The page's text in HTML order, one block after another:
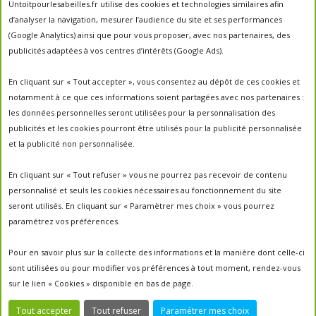
Untoitpourlesabeilles.fr utilise des cookies et technologies similaires afin
d’analyser la navigation, mesurer l’audience du site et ses performances
(Google Analytics) ainsi que pour vous proposer, avec nos partenaires, des
publicités adaptées à vos centres d’intérêts (Google Ads).
En cliquant sur « Tout accepter », vous consentez au dépôt de ces cookies et
notamment à ce que ces informations soient partagées avec nos partenaires :
les données personnelles seront utilisées pour la personnalisation des
publicités et les cookies pourront être utilisés pour la publicité personnalisée
et la publicité non personnalisée.
En cliquant sur « Tout refuser » vous ne pourrez pas recevoir de contenu
personnalisé et seuls les cookies nécessaires au fonctionnement du site
seront utilisés. En cliquant sur « Paramètrer mes choix » vous pourrez
paramétrez vos préférences.
Pour en savoir plus sur la collecte des informations et la manière dont celle-ci
sont utilisées ou pour modifier vos préférences à tout moment, rendez-vous
sur le lien « Cookies » disponible en bas de page.
Tout accepter Tout refuser Paramétrer mes choix
abeille abeilles
apiculteur apiculteurs apiculture apiculture
autrefois biodiversité Chantal Jacquot et Yves Robert
essaimage essaim sauvage fleurs la vie de la
ruche Maroc miel miel; production;abeilles
miel
français
parrainage de ruche
parrainer une ruche pesticides
portes ouvertes
rencontre apiculteurs ruche récolte récolte miel
saison2017 saison2018 saison apicole sauvage un
toit pour les abeilles untoitpourlesabeilles
Un Toit Pour Les Abeilles; abeilles; miel